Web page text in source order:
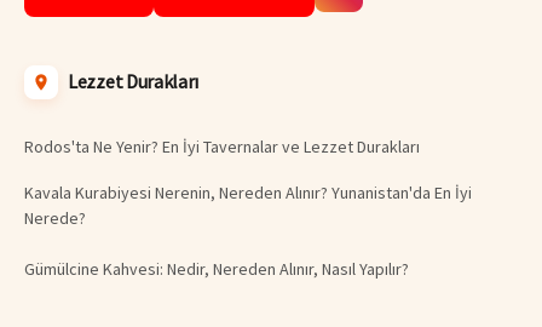
Lezzet Durakları
Rodos'ta Ne Yenir? En İyi Tavernalar ve Lezzet Durakları
Kavala Kurabiyesi Nerenin, Nereden Alınır? Yunanistan'da En İyi
Nerede?
Gümülcine Kahvesi: Nedir, Nereden Alınır, Nasıl Yapılır?